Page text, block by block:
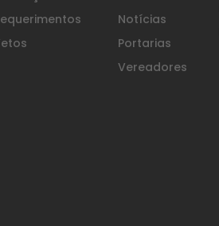
Notícias
Portarias
Vereadores